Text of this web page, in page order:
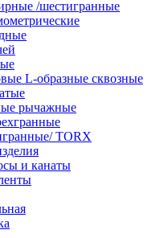
/шестигранные
L-образные сквозные
рычажные
TORX
и канаты